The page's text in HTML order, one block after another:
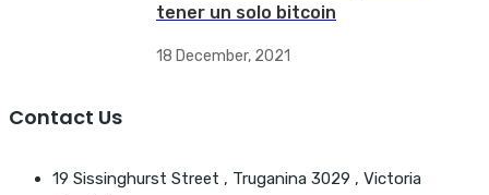
tener un solo bitcoin
18 December, 2021
Contact Us
19 Sissinghurst Street , Truganina 3029 , Victoria